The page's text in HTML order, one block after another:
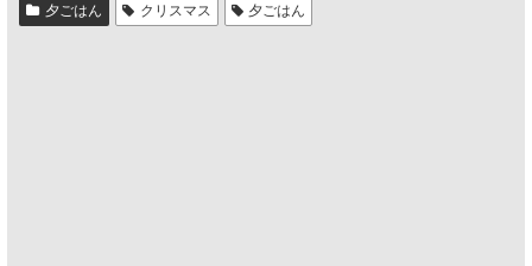
夕ごはん クリスマス 夕ごはん